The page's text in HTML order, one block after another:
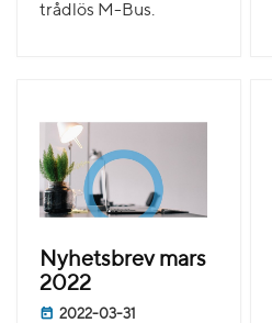
trådlös M-Bus.
Nyhetsbrev mars
2022
2022-03-31